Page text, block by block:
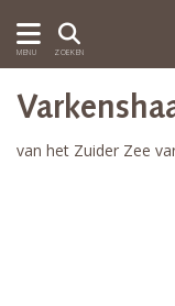
MENU ZOEKEN
van het Zuider Zee